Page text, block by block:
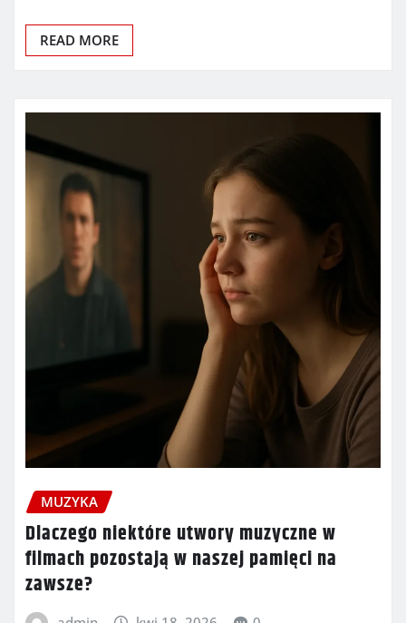
READ MORE
MUZYKA
Dlaczego niektóre utwory muzyczne w
filmach pozostają w naszej pamięci na
zawsze?